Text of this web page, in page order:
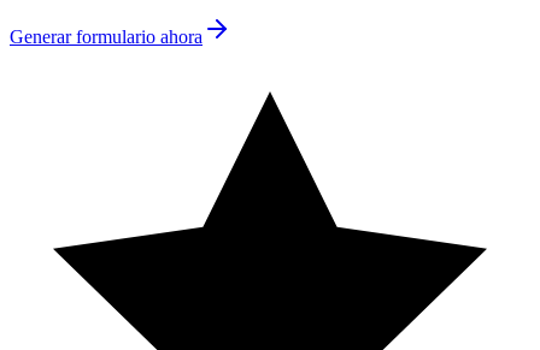
Generar formulario ahora